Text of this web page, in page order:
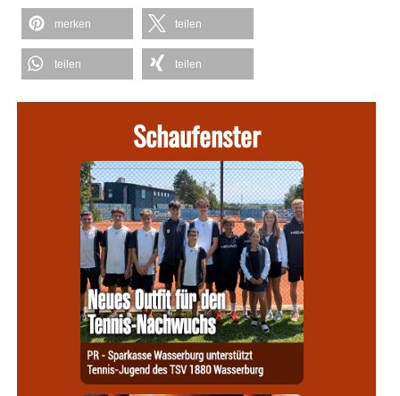
merken teilen
teilen teilen
Schaufenster